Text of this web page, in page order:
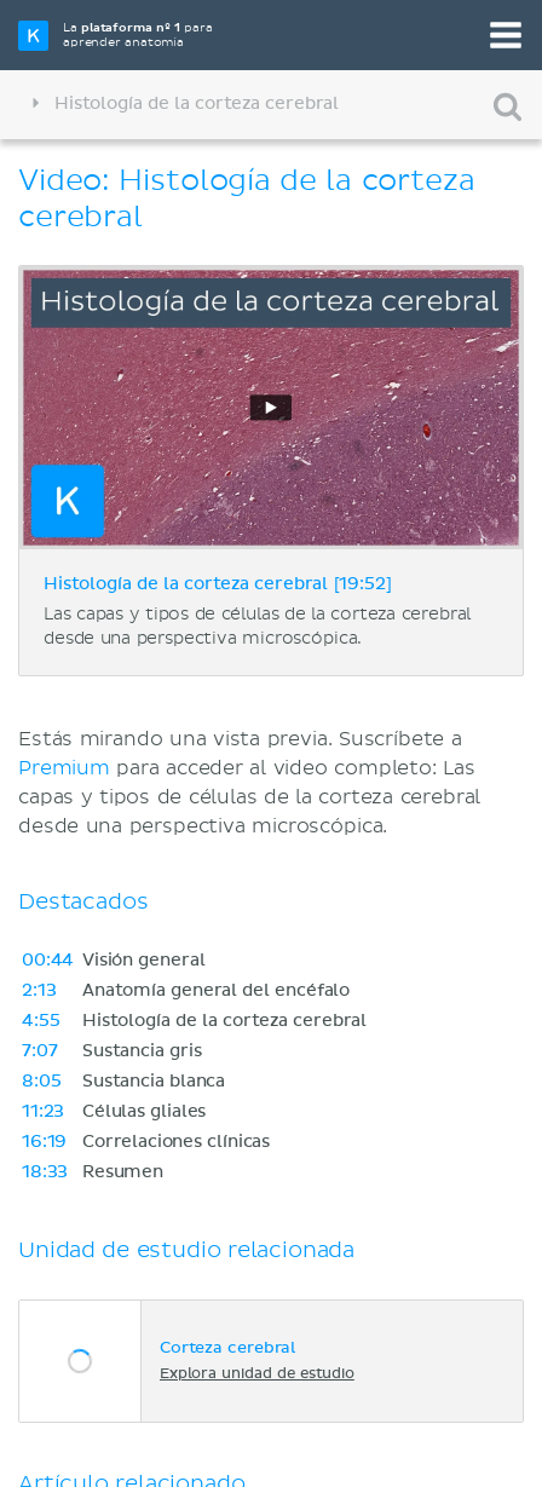
Laplataforma nº 1 para
aprender anatomía
Histología de la corteza cerebral
Video: Histología de la corteza
cerebral
Histología de la corteza cerebral [19:52]
Las capas y tipos de células de la corteza cerebral
desde una perspectiva microscópica.
Estás mirando una vista previa. Suscríbete a
Premium para acceder al video completo: Las
capas y tipos de células de la corteza cerebral
desde una perspectiva microscópica.
Destacados
00:44 Visión general
2:13
Anatomía general del encéfalo
4:55
Histología de la corteza cerebral
7:07
Sustancia gris
8:05
Sustancia blanca
11:23
Células gliales
16:19
Correlaciones clínicas
18:33
Resumen
Unidad de estudio relacionada
Corteza cerebral
Explora unidad de estudio